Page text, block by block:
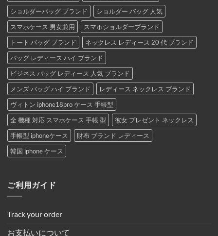
ショルダーバッグ ブランド
ショルダー バッグ 人気
スマホケース 男女兼用
スマホショルダーブランド
トート バッグ ブランド
ネックレス レディース 20 代 ブランド
バッグ レディース ハイ ブランド
ビジネス バッグ レディース 人気 ブランド
メンズ バッグ ハイ ブランド
レディース ネックレス ブランド
ヴィトン iphone18pro ケース 手帳型
全 機種 対応 スマホケース 手帳 型
彼女 プレゼント ネックレス
手帳型 iphoneケース
財布 ブランド レディース
韓国 iphone ケース
ご利用ガイド
Track your order
お支払いについて